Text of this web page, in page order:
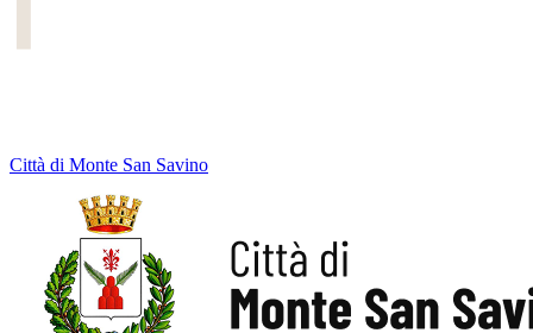
Città di Monte San Savino